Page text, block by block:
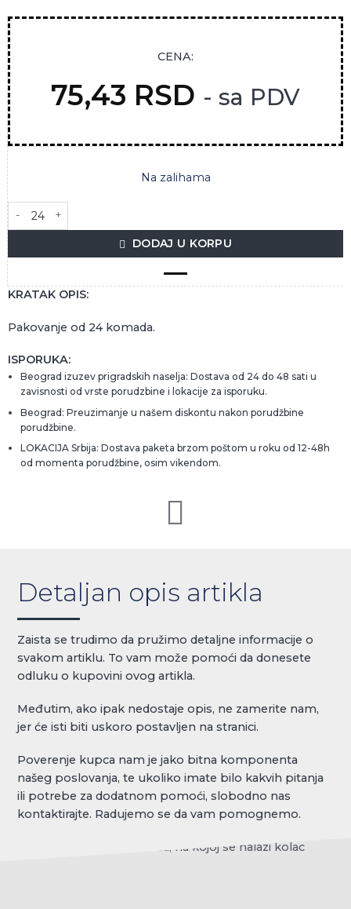
CENA:
75,43 RSD - sa PDV
Na zalihama
SCHWEPPES TONIC 0.33L LIMENKA količina
DODAJ U KORPU
KRATAK OPIS:
Pakovanje od 24 komada.
ISPORUKA:
Beograd izuzev prigradskih naselja: Dostava od 24 do 48 sati u
zavisnosti od vrste porudzbine i lokacije za isporuku.
Beograd: Preuzimanje u našem diskontu nakon porudžbine
porudžbine.
LOKACIJA Srbija: Dostava paketa brzom poštom u roku od 12-48h
od momenta porudžbine, osim vikendom.
Detaljan opis artikla
Zaista se trudimo da pružimo detaljne informacije o
svakom artiklu. To vam može pomoći da donesete
odluku o kupovini ovog artikla.
Međutim, ako ipak nedostaje opis, ne zamerite nam,
jer će isti biti uskoro postavljen na stranici.
Poverenje kupca nam je jako bitna komponenta
našeg poslovanja, te ukoliko imate bilo kakvih pitanja
ili potrebe za dodatnom pomoći, slobodno nas
kontaktirajte. Radujemo se da vam pomognemo.